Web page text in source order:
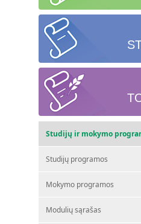
Studijų ir mokymo
Studijų programos
Mokymo programos
Modulių sąrašas